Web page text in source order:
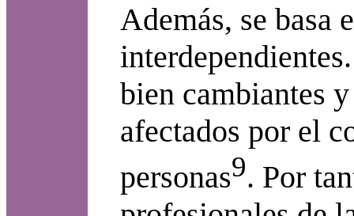
Además, se basa
bien cambiantes
afectados por el
personas9. Por